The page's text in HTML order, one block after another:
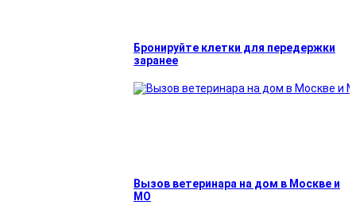
Бронируйте клетки для передержки
заранее
Вызов ветеринара на дом в Москве и
МО